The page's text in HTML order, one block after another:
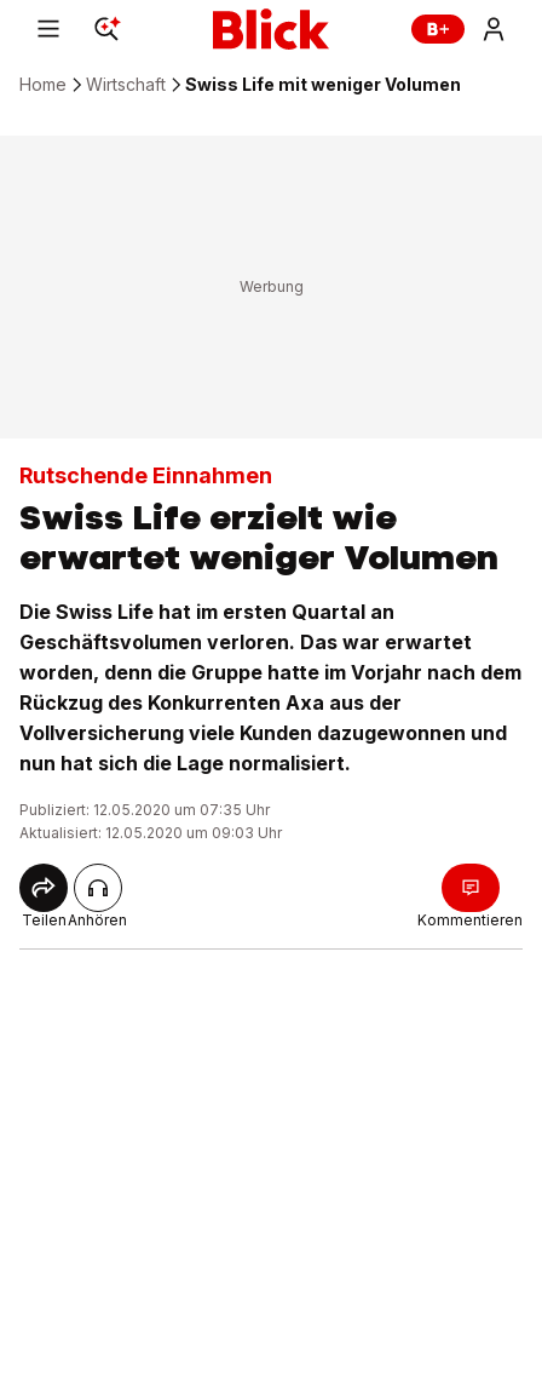
Home Wirtschaft Swiss Life mit weniger Volumen
Rutschende Einnahmen
Swiss Life erzielt wie
erwartet weniger Volumen
Die Swiss Life hat im ersten Quartal an
Geschäftsvolumen verloren. Das war erwartet
worden, denn die Gruppe hatte im Vorjahr nach dem
Rückzug des Konkurrenten Axa aus der
Vollversicherung viele Kunden dazugewonnen und
nun hat sich die Lage normalisiert.
Publiziert: 12.05.2020 um 07:35 Uhr
Aktualisiert: 12.05.2020 um 09:03 Uhr
TeilenAnhören Kommentieren